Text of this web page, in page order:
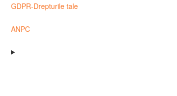
GDPR-Drepturile tale
ANPC